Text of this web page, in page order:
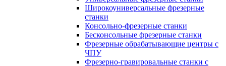
Широкоуниверсальные фрезерные
станки
Консольно-фрезерные станки
Бесконсольные фрезерные станки
Фрезерные обрабатывающие центры с
ЧПУ
Фрезерно-гравировальные станки с